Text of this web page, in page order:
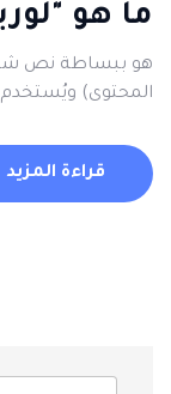
ما هو
هو ببساطة نص
المحتوى)
قراءة المزيد